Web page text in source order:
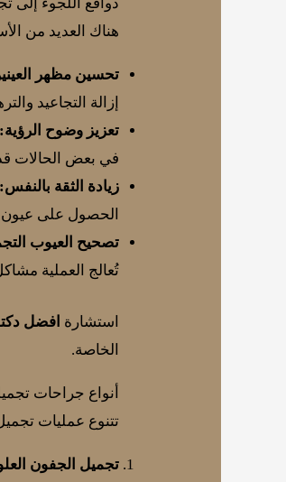
دوافع اللجوء إلى
هناك العديد من
تحسين مظهر
إزالة التجاعيد
تعزيز وضوح الرؤية:
في بعض الحالات قد
زيادة الثقة بالنفس:
الحصول على عيون
تصحيح العيوب
تُعالج العملية
استشارة افضل
الخاصة.
أنواع جراحات
تتنوع عمليات
تجميل الجفون